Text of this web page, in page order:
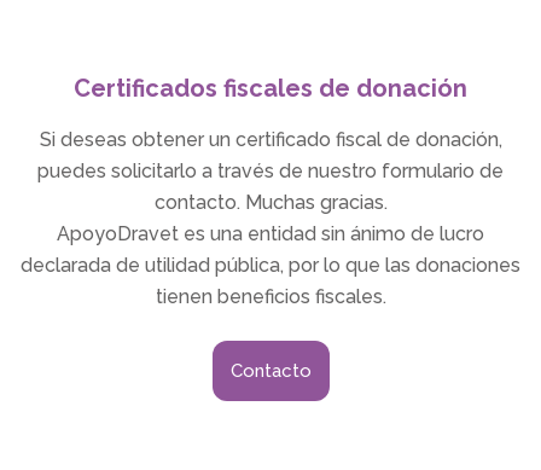
Certificados fiscales de donación
Si deseas obtener un certificado fiscal de donación,
puedes solicitarlo a través de nuestro formulario de
contacto. Muchas gracias.
ApoyoDravet es una entidad sin ánimo de lucro
declarada de utilidad pública, por lo que las donaciones
tienen beneficios fiscales.
Contacto